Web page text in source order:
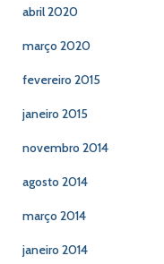
abril 2020
março 2020
fevereiro 2015
janeiro 2015
novembro 2014
agosto 2014
março 2014
janeiro 2014